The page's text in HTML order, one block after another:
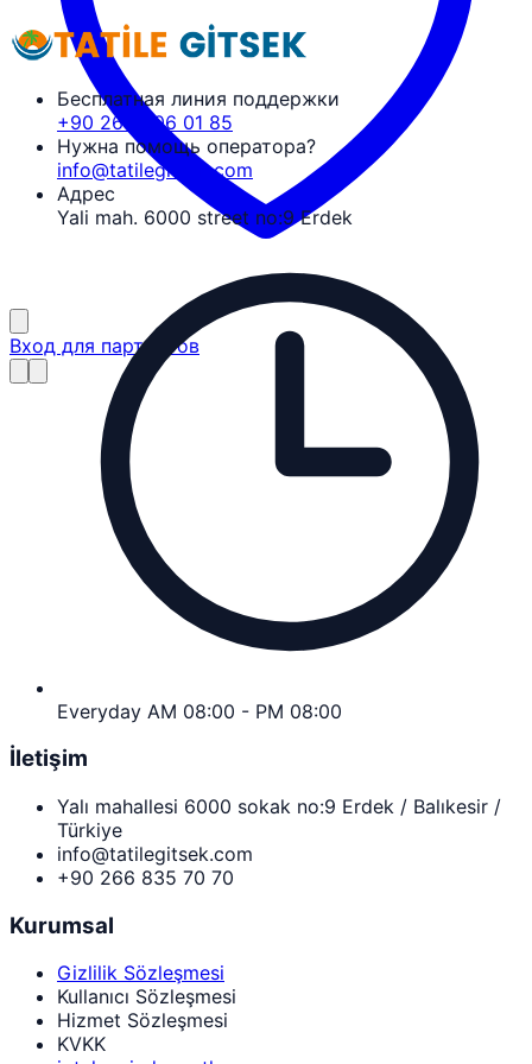
Вход для партнёров
Бесплатная линия поддержки
+90 266 606 01 85
Нужна помощь оператора?
info@tatilegitsek.com
Адрес
Yali mah. 6000 street no:9 Erdek
Everyday AM 08:00 - PM 08:00
İletişim
Yalı mahallesi 6000 sokak no:9 Erdek / Balıkesir /
Türkiye
info@tatilegitsek.com
+90 266 835 70 70
Kurumsal
Gizlilik Sözleşmesi
Kullanıcı Sözleşmesi
Hizmet Sözleşmesi
KVKK